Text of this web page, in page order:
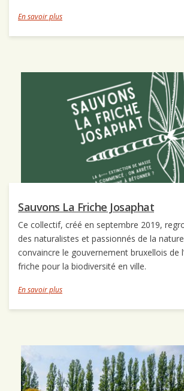
En savoir plus
Sauvons La Friche Josaphat
Ce collectif, créé en septembre 2019,
des naturalistes et passionnés de la
convaincre le gouvernement bruxellois de
friche pour la biodiversité en ville.
En savoir plus